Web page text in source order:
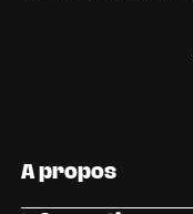
A propos